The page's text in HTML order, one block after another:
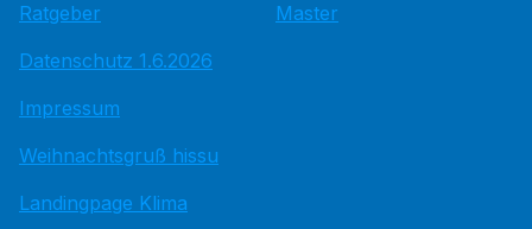
Ratgeber
Datenschutz 1.6.2026
Impressum
Weihnachtsgruß hissu
Landingpage Klima
Master